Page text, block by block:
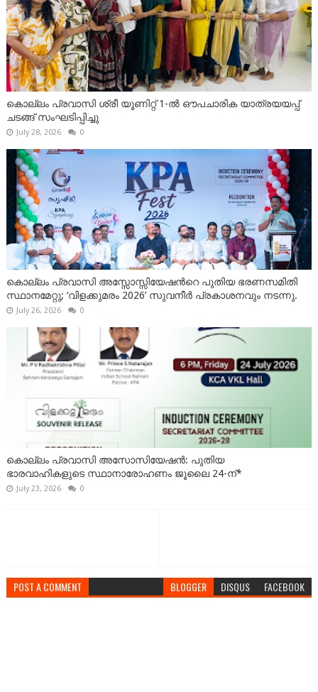
കൊല്ലം പ്രവാസി ശ്രീ യൂണിറ്റ് 1-ൽ ഔപചാരിക യാത്രയയപ്പ്
ചടങ്ങ് സംഘടിപ്പിച്ചു
July 28, 2026 0
കൊല്ലം പ്രവാസി അസ്സോസ്സിയേഷന്‍റെ പുതിയ ഭരണസമിതി
സ്ഥാനമേറ്റു; ‘വിളക്കുമരം 2026’ സുവനീർ പ്രകാശനവും നടന്നു.
July 26, 2026 0
കൊല്ലം പ്രവാസി അസോസിയേഷൻ: പുതിയ
ഭാരവാഹികളുടെ സ്ഥാനാരോഹണം ജൂലൈ 24-ന്*
July 23, 2026 0
POST A COMMENT BLOGGER DISQUS FACEBOOK